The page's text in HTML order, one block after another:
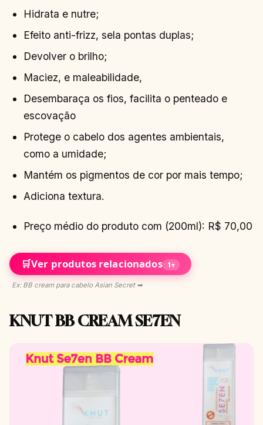
Hidrata e nutre;
Efeito anti-frizz, sela pontas duplas;
Devolver o brilho;
Maciez, e maleabilidade,
Desembaraça os fios, facilita o penteado e
escovação
Protege o cabelo dos agentes ambientais,
como a umidade;
Mantém os pigmentos de cor por mais tempo;
Adiciona textura.
Preço médio do produto com (200ml): R$ 70,00
🛒Ver produtos relacionados 1▾
Ex: BB cream para cabelo Asian Secret ➡
KNUT BB CREAM SE7EN